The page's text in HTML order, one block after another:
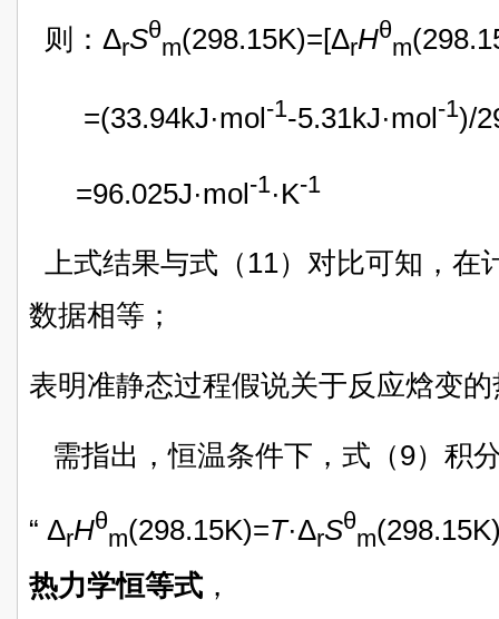
则：ΔrSθ
m(298.15K)=[ΔrHθ
m
=(33.94kJ·mol-1-5.31kJ·mol-1)/
=96.025J·mol-1·K-1
上式结果与式（11）对比可知，在
数据相等；
表明准静态过程假说关于反应焓变
需指出，恒温条件下，式（9）积
“ ΔrHθ
m(298.15K)=T·ΔrSθ
m
热力学恒等式 ，